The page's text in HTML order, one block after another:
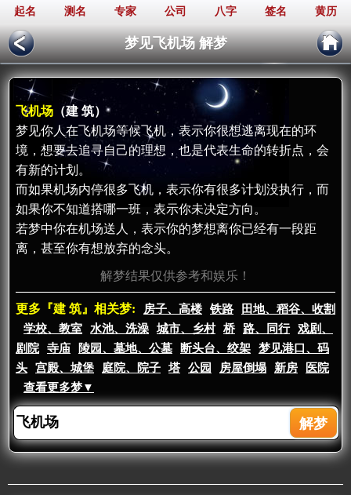
起名 测名 专家 公司 八字 签名 黄历
梦见飞机场 解梦
飞机场 （建 筑）
梦见你人在飞机场等候飞机，表示你很想逃离现在的环
境，想要去追寻自己的理想，也是代表生命的转折点，会
有新的计划。
而如果机场内停很多飞机，表示你有很多计划没执行，而
如果你不知道搭哪一班，表示你未决定方向。
若梦中你在机场送人，表示你的梦想离你已经有一段距
离，甚至你有想放弃的念头。
解梦结果仅供参考和娱乐！
更多『建 筑』相关梦: 房子、高楼 铁路
田地、稻谷、收割
学校、教室
水池、洗澡 城市、乡村 桥 路、同行
戏剧、
剧院
寺庙 陵园、墓地、公墓 断头台、绞架
梦见港口、码
头
宫殿、城堡 庭院、院子 塔 公园 房屋倒塌 新房
医院
查看更多梦▼